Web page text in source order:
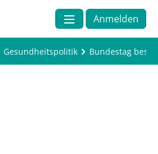
Anmelden
Gesundheitspolitik Bundestag